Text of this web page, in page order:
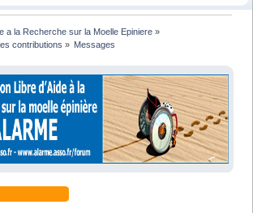
a la Recherche sur la Moelle Epiniere »
contributions » Messages